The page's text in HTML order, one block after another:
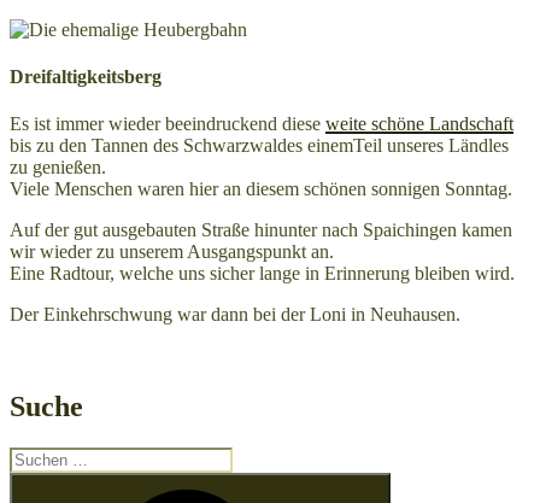
Dreifaltigkeitsberg
Es ist immer wieder beeindruckend diese weite schöne Landschaft
bis zu den Tannen des Schwarzwaldes einemTeil unseres Ländles
zu genießen.
Viele Menschen waren hier an diesem schönen sonnigen Sonntag.
Auf der gut ausgebauten Straße hinunter nach Spaichingen kamen
wir wieder zu unserem Ausgangspunkt an.
Eine Radtour, welche uns sicher lange in Erinnerung bleiben wird.
Der Einkehrschwung war dann bei der Loni in Neuhausen.
Suche
Suchen
nach: